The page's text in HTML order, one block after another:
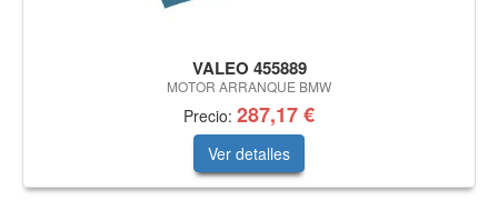
VALEO 455889
MOTOR ARRANQUE BMW
Precio: 287,17 €
Ver detalles